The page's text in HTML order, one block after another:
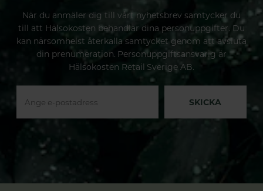
När du anmäler dig till vårt nyhetsbrev samtycker du
till att Hälsokosten behandlar dina personuppgifter. Du
kan närsomhelst återkalla samtycket genom att avsluta
din prenumeration. Personuppgiftsansvarig är
Hälsokosten Retail Sverige AB.
SKICKA